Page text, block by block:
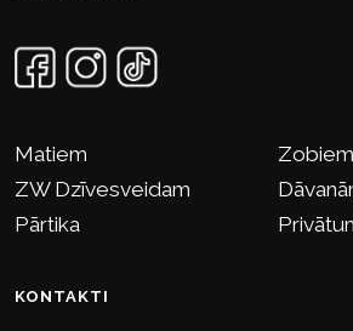
Matiem
Zobiem
ZW Dzīvesveidam
Pārtika
KONTAKTI